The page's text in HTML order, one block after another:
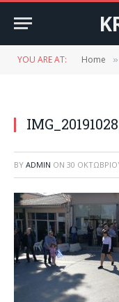
YOU ARE AT: Home »
BY ADMIN ON 30